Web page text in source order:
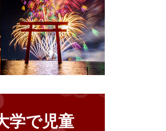
学で児童